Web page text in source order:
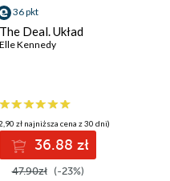
UPADŁYCH
36 pkt
The Deal. Układ
Elle Kennedy
zł najniższa cena z 30 dni)
36.88 zł
47.90zł (-23%)